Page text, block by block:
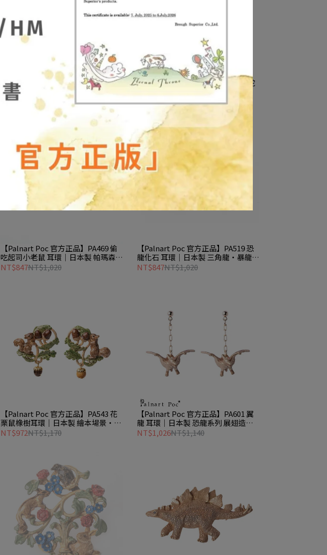
【Palnart Poc 官方正品】NE474 在
秘密花園玩耍的動物 項鍊｜日本製 手
工 常春藤 Romanesque
NT$1,295 NT$1,560
【Palnart Poc 官方正品】NE488 蛇
與珍珠 項鍊 Serpent
NT$648NT$720
【Palnart Poc 官方正品】PA469 偷
吃起司小老鼠 耳環｜日本製 帕瑪森奶
酪 Parmesan Mouse
NT$847NT$1,020
【Palnart Poc 官方正品】PA519 恐
龍化石 耳環｜日本製 三角龍・暴龍・
繁星元素 Cretaceous
NT$847NT$1,020
【Palnart Poc 官方正品】PA543 花
栗鼠橡樹耳環｜日本製 繪本場景・森
林系 Forest
NT$972NT$1,170
【Palnart Poc 官方正品】PA601 翼
龍 耳環｜日本製 恐龍系列 展翅造型
Pteranodon
NT$1,026NT$1,140